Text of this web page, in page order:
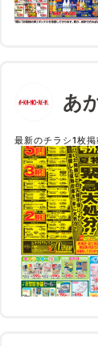
あ
最新のチラシ1枚掲